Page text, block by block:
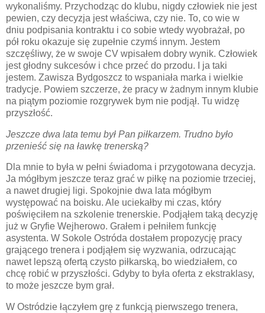
wykonaliśmy. Przychodząc do klubu, nigdy człowiek nie jest
pewien, czy decyzja jest właściwa, czy nie. To, co wie w
dniu podpisania kontraktu i co sobie wtedy wyobrażał, po
pół roku okazuje się zupełnie czymś innym. Jestem
szczęśliwy, że w swoje CV wpisałem dobry wynik. Człowiek
jest głodny sukcesów i chce przeć do przodu. I ja taki
jestem. Zawisza Bydgoszcz to wspaniała marka i wielkie
tradycje. Powiem szczerze, że pracy w żadnym innym klubie
na piątym poziomie rozgrywek bym nie podjął. Tu widzę
przyszłość.
Jeszcze dwa lata temu był Pan piłkarzem. Trudno było
przenieść się na ławkę trenerską?
Dla mnie to była w pełni świadoma i przygotowana decyzja.
Ja mógłbym jeszcze teraz grać w piłkę na poziomie trzeciej,
a nawet drugiej ligi. Spokojnie dwa lata mógłbym
występować na boisku. Ale uciekałby mi czas, który
poświęciłem na szkolenie trenerskie. Podjąłem taką decyzję
już w Gryfie Wejherowo. Grałem i pełniłem funkcję
asystenta. W Sokole Ostróda dostałem propozycję pracy
grającego trenera i podjąłem się wyzwania, odrzucając
nawet lepszą ofertą czysto piłkarską, bo wiedziałem, co
chcę robić w przyszłości. Gdyby to była oferta z ekstraklasy,
to może jeszcze bym grał.
W Ostródzie łączyłem grę z funkcją pierwszego trenera,